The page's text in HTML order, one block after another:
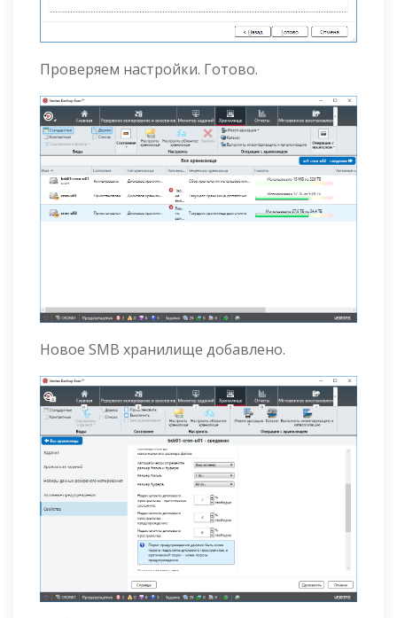
Проверяем настройки. Готово.
Новое SMB хранилище добавлено.